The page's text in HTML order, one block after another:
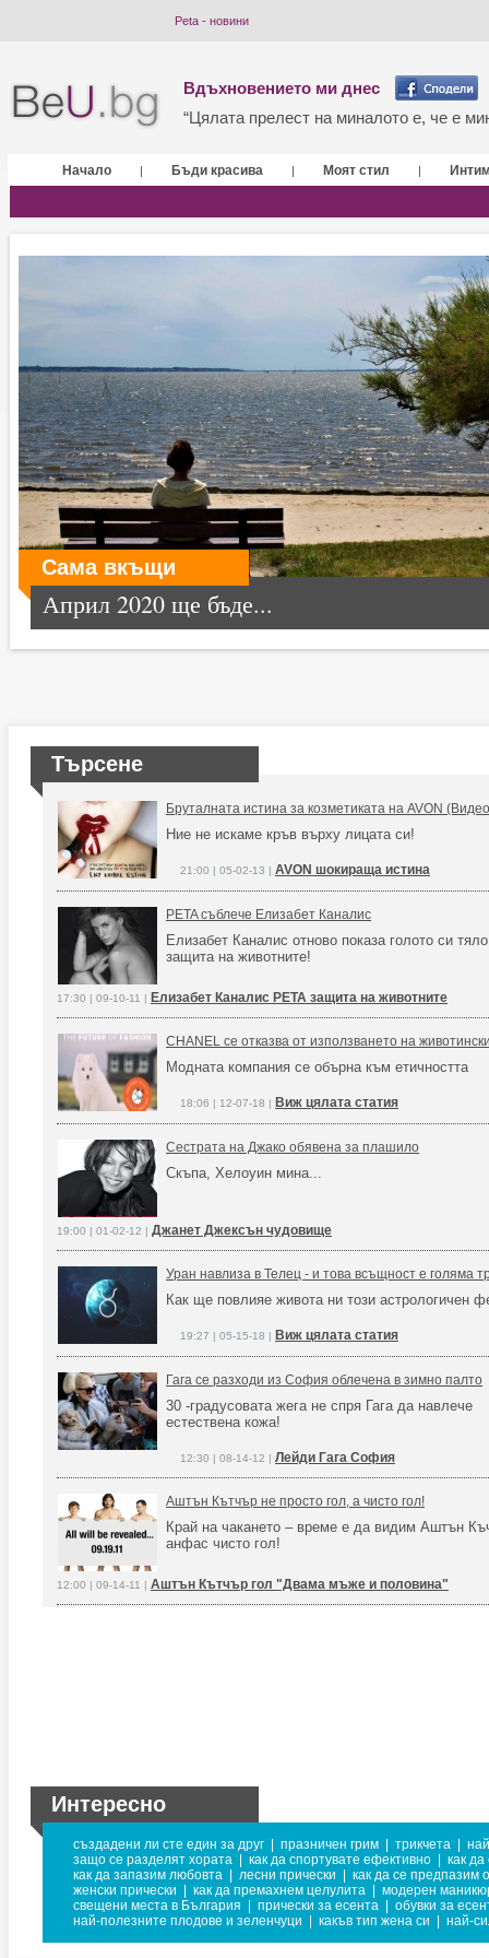
Peta - новини
Вдъхновението ми днес
“Цялата прелест на миналото е, че е
Начало | Бъди красива | Моят стил |
Сама вкъщи
Април 2020 ще бъде...
Търсене
Бруталната истина за козметиката на AVON
Ние не искаме кръв върху лицата си!
21:00 | 05-02-13 | AVON шокираща истина
PETA съблече Елизабет Каналис
Елизабет Каналис отново показа голото си
защита на животните!
17:30 | 09-10-11 | Елизабет Каналис PETA защита на животните
CHANEL се отказва от използването на
Модната компания се обърна към етичността
18:06 | 12-07-18 | Виж цялата статия
Сестрата на Джако обявена за плашило
Скъпа, Хелоуин мина...
19:00 | 01-02-12 | Джанет Джексън чудовище
Уран навлиза в Телец - и това всъщност е голяма
Как ще повлияе живота ни този астрологичен
19:27 | 05-15-18 | Виж цялата статия
Гага се разходи из София облечена в зимно палто
30 -градусовата жега не спря Гага да навлече
естествена кожа!
12:30 | 08-14-12 | Лейди Гага София
Аштън Кътчър не просто гол, а чисто гол!
Край на чакането – време е да видим Аштън
анфас чисто гол!
12:00 | 09-14-11 | Аштън Кътчър гол "Двама мъже и половина"
Интересно
създадени ли сте един за друг празничен грим трикчета
защо се разделят хората
как да спортувате ефективно
как
как да запазим любовта
лесни прически
как да се предпазим
женски прически
как да премахнем целулита
модерен
свещени места в България
прически за есента
обувки за
най-полезните плодове и зеленчуци
какъв тип жена си най-